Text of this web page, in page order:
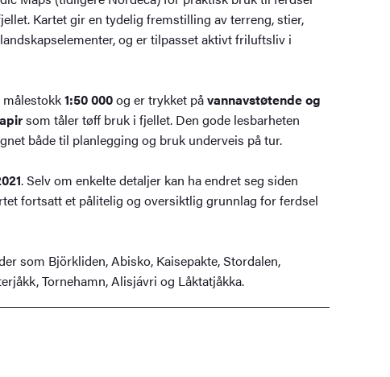
Kartet gir en tydelig fremstilling av terreng, stier,
og er tilpasset aktivt friluftsliv i
1:50 000og er trykket påvannavstøtende og
som tåler tøff bruk i fjellet. Den gode lesbarheten
både til planlegging og bruk underveis på tur.
. Selv om enkelte detaljer kan ha endret seg siden
fortsatt et pålitelig og oversiktlig grunnlag for ferdsel
som Björkliden, Abisko, Kaisepakte, Stordalen,
Tornehamn, Alisjávri og Låktatjåkka.